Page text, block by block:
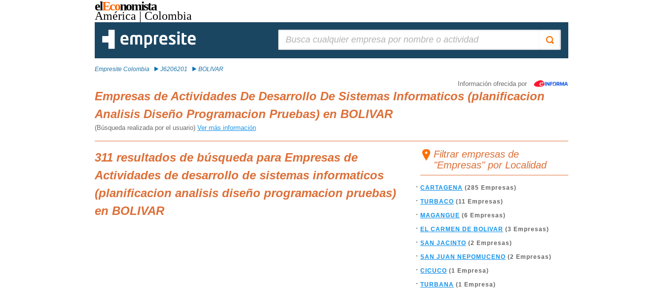
elEconomista
América | Colombia
Empresite Colombia J6206201 BOLIVAR
Información ofrecida por
Empresas de Actividades De Desarrollo De Sistemas Informaticos (planificacion
Analisis Diseño Programacion Pruebas) en BOLIVAR
(Búsqueda realizada por el usuario) Ver más información
311 resultados de búsqueda para Empresas de
Actividades de desarrollo de sistemas informaticos
(planificacion analisis diseño programacion pruebas)
en BOLIVAR
Filtrar empresas de
"Empresas" por Localidad
CARTAGENA (285 Empresas)
TURBACO (11 Empresas)
MAGANGUE (6 Empresas)
EL CARMEN DE BOLIVAR (3 Empresas)
SAN JACINTO (2 Empresas)
SAN JUAN NEPOMUCENO (2 Empresas)
CICUCO (1 Empresa)
TURBANA (1 Empresa)